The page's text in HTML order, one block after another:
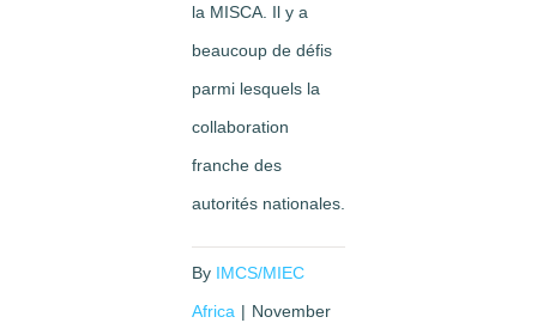
la MISCA. Il y a
beaucoup de défis
parmi lesquels la
collaboration
franche des
autorités nationales.
By IMCS/MIEC
Africa | November